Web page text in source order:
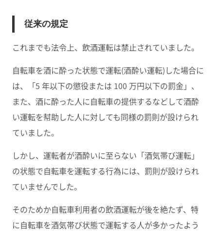
従来の規定
これまでも法令上、飲酒運転は禁止されていました。
自転車を酒に酔った状態で運転(酒酔い運転)した場合に
は、
「5 年以下の懲役または 100 万円以下の罰金」 、
また、酒に酔った人に自転車の提供するなどして酒酔
い運転を幇助した人に対しても同様の罰則が設けられ
ていました。
しかし、運転者が酒酔いに至らない 「酒気帯び運転」
の状態で自転車を運転する行為には、罰則が設けられ
ていませんでした。
そのためか自転車利用者の飲酒運転が後を絶たず、特
に自転車を酒気帯び状態で運転する人が多かったよう